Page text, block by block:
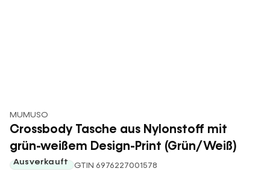
MUMUSO
Crossbody Tasche aus Nylonstoff mit
grün-weißem Design-Print (Grün/Weiß)
Ausverkauft GTIN 6976227001578